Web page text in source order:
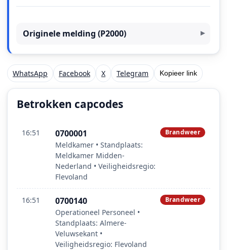
Originele melding (P2000)
WhatsApp Facebook X Telegram Kopieer link
Betrokken capcodes
16:51 0700001
Meldkamer • Standplaats:
Meldkamer Midden-
Nederland • Veiligheidsregio:
Flevoland
Brandweer
16:51 0700140
Operationeel Personeel •
Standplaats: Almere-
Veluwsekant •
Veiligheidsregio: Flevoland
Brandweer